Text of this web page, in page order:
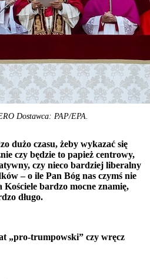
Dostawca: PAP/EPA.
dużo czasu, żeby wykazać się
czy będzie to papież centrowy,
czy nieco bardziej liberalny
– o ile Pan Bóg nas czymś nie
Kościele bardzo mocne znamię,
długo.
„pro-trumpowski” czy wręcz